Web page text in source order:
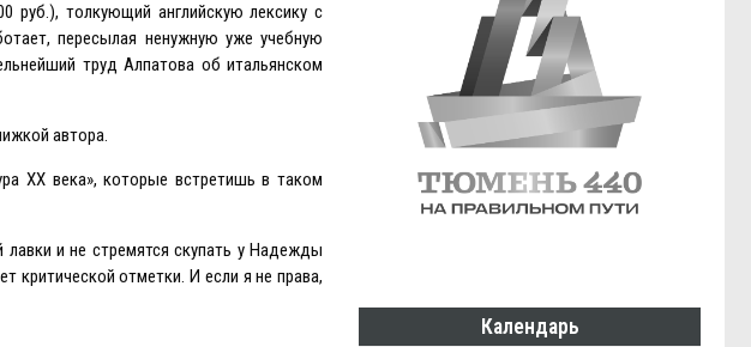
руб.), толкующий английскую лексику с
пересылая ненужную уже учебную
труд Алпатова об итальянском
автора.
XX века», которые встретишь в таком
лавки и не стремятся скупать у Надежды
критической отметки. И если я не права,
Календарь